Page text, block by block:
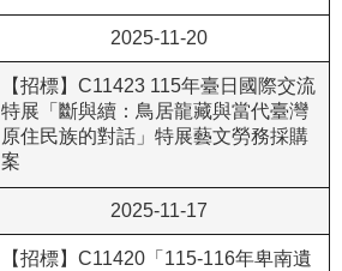
2025-11-20
【招標】C11423 115年臺日國際交流
特展「斷與續：鳥居龍藏與當代臺灣
原住民族的對話」特展藝文勞務採購
案
2025-11-17
【招標】C11420「115-116年卑南遺